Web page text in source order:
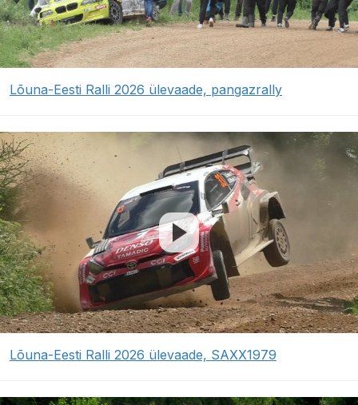
Lõuna-Eesti Ralli 2026 ülevaade, pangazrally
Lõuna-Eesti Ralli 2026 ülevaade, SAXX1979